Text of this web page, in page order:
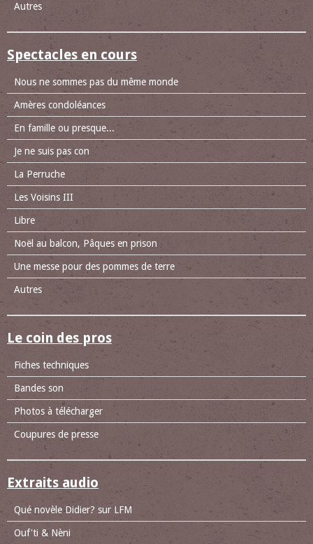
Autres
Spectacles en cours
Nous ne sommes pas du même monde
Amères condoléances
En famille ou presque...
Je ne suis pas con
La Perruche
Les Voisins III
Libre
Noël au balcon, Pâques en prison
Une messe pour des pommes de terre
Autres
Le coin des pros
Fiches techniques
Bandes son
Photos à télécharger
Coupures de presse
Extraits audio
Qué novèle Didier? sur LFM
Ouf'ti & Nèni